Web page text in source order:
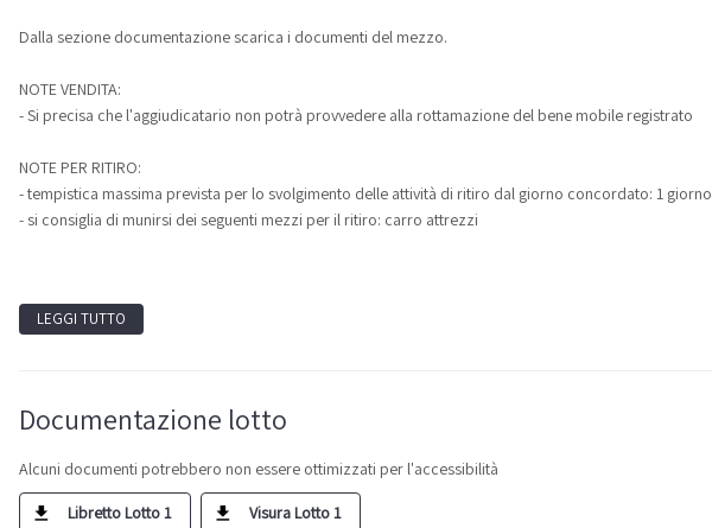
Dalla sezione documentazione scarica i documenti del mezzo.
NOTE VENDITA:
- Si precisa che l'aggiudicatario non potrà provvedere alla rottamazione del bene mobile registrato
NOTE PER RITIRO:
- tempistica massima prevista per lo svolgimento delle attività di ritiro dal giorno concordato: 1 giorno
- si consiglia di munirsi dei seguenti mezzi per il ritiro: carro attrezzi
LEGGI TUTTO
Documentazione lotto
Alcuni documenti potrebbero non essere ottimizzati per l'accessibilità
Libretto Lotto 1 Visura Lotto 1